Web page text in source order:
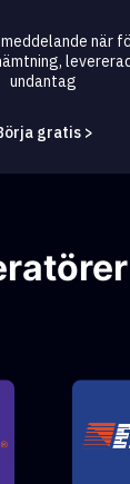
när
undantag
gratis >